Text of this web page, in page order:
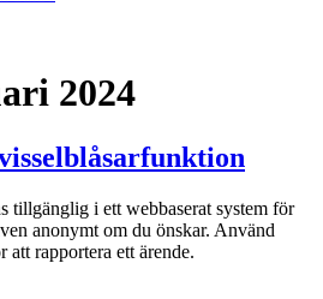
2024
tillgänglig i ett webbaserat system för
anonymt om du önskar. Använd
rapportera ett ärende.